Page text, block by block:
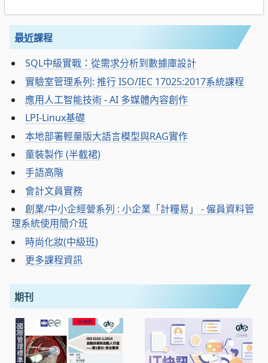
最近課程
SQL中級實戰：從需求分析到數據庫設計
實驗室管理系列: 推行 ISO/IEC 17025:2017系統課程
應用人工智能技術 - AI 多媒體內容創作
LPI-Linux基礎
本地部署輕量版大語言模型與RAG實作
童裝製作 (半截裙)
手語高階
會計文員實務
創業/中小企經營系列 : 小企業「計糧易」 - 僱員資料管
理系統使用簡介班
時尚化妝(中級班)
更多課程資訊
期刊